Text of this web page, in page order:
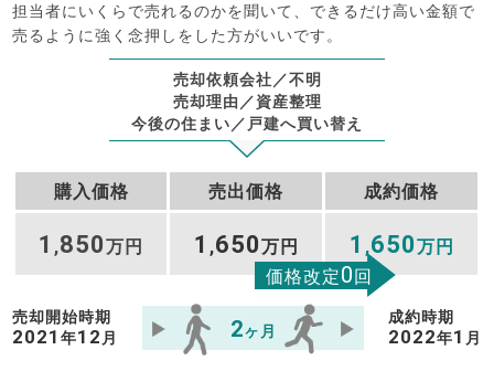
担当者にいくらで売れるのかを聞いて、できるだけ高い金額で
売るように強く念押しをした方がいいです。
売却依頼会社／不明
売却理由／資産整理
今後の住まい／戸建へ買い替え
購入価格 売出価格 成約価格
1 ,850万円 1 ,650万円 1 ,650万円
価格改定0回
売却開始時期
2021年12 月 2ヶ月
成約時期
2022年1 月